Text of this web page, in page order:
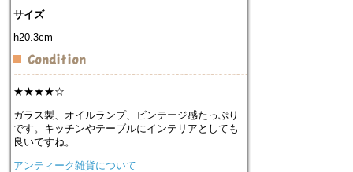
サイズ
h20.3cm
★★★★☆
ガラス製、オイルランプ、ビンテージ感たっぷり
です。キッチンやテーブルにインテリアとしても
良いですね。
アンティーク雑貨について